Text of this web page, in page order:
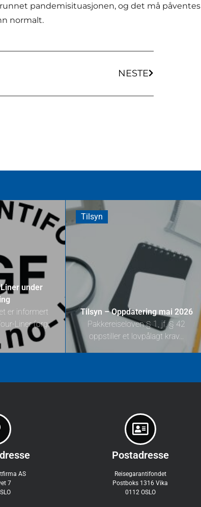
pandemisituasjonen, og det må påventes
normalt.
NESTE
under
er informert
Liner (org.
Tilsyn
Tilsyn – Oppdatering mai 2026
Pakkereiseloven § 1, jf. § 42
oppstiller et lovpålagt krav...
AS
7
Postadresse
Reisegarantifondet
Postboks 1316 Vika
0112 OSLO